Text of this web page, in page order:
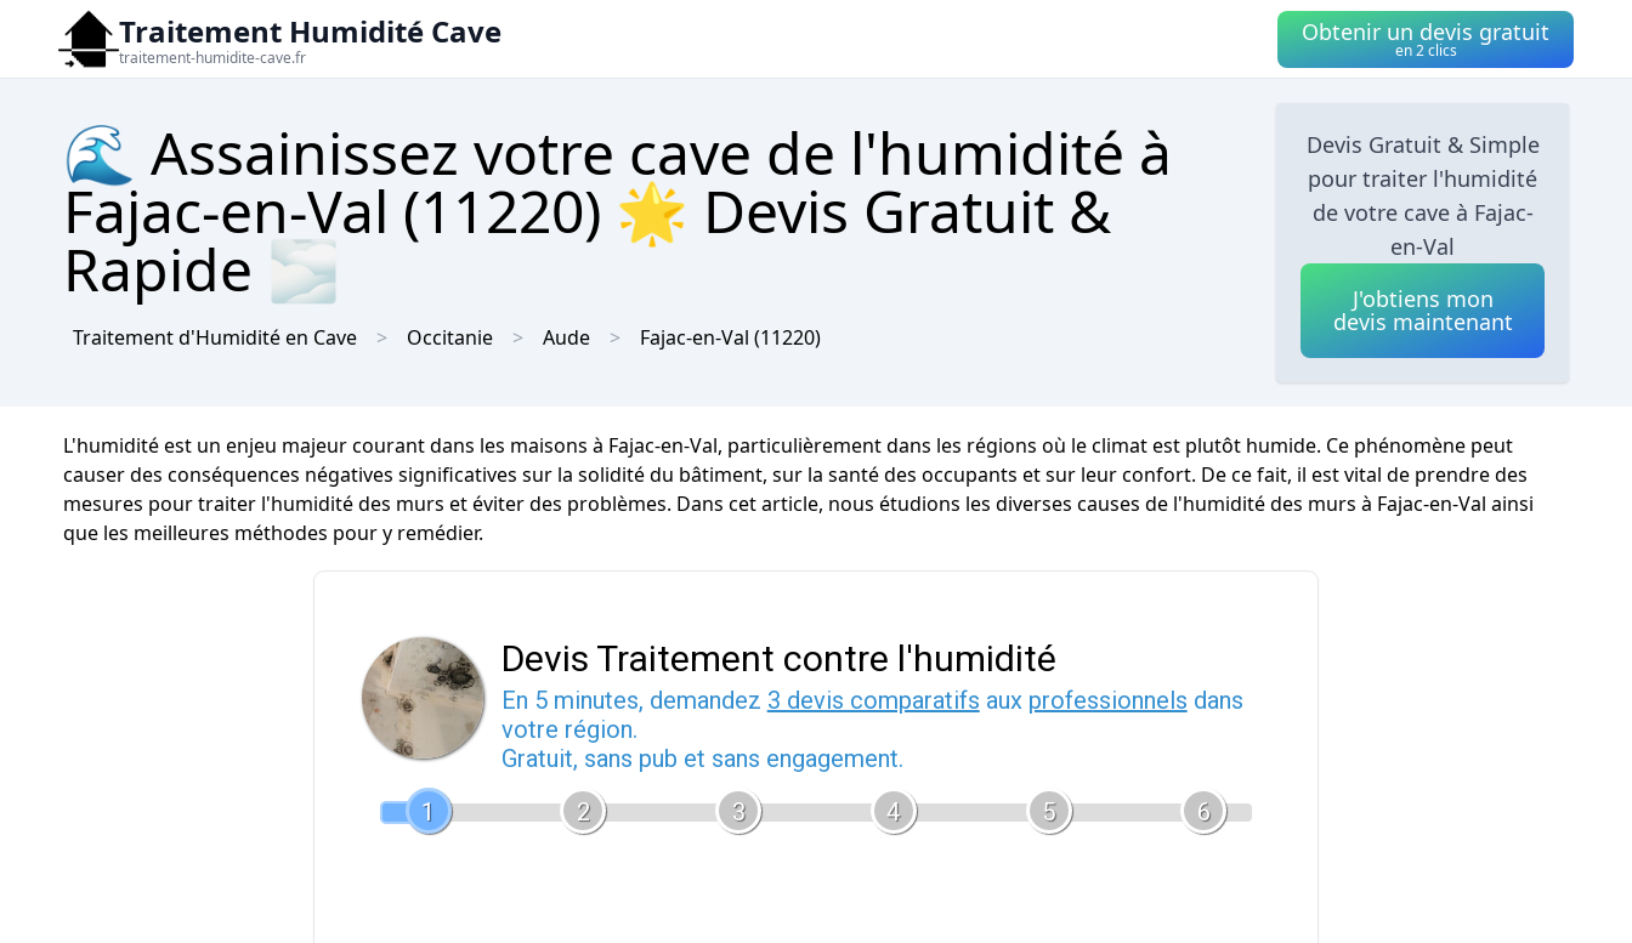
Traitement Humidité Cave
traitement-humidite-cave.fr
Obtenir un devis gratuit
en 2 clics
🌊 Assainissez votre cave de l'humidité à
Fajac-en-Val (11220) 🌟 Devis Gratuit &
Rapide 🌫
Traitement d'Humidité en Cave Occitanie Aude Fajac-en-Val (11220)
Devis Gratuit & Simple
pour traiter l'humidité
de votre cave à Fajac-
en-Val
J'obtiens mon
devis maintenant
L'humidité est un enjeu majeur courant dans les maisons à Fajac-en-Val, particulièrement dans les régions où le climat est plutôt humide. Ce phénomène peut
causer des conséquences négatives significatives sur la solidité du bâtiment, sur la santé des occupants et sur leur confort. De ce fait, il est vital de prendre des
mesures pour traiter l'humidité des murs et éviter des problèmes. Dans cet article, nous étudions les diverses causes de l'humidité des murs à Fajac-en-Val ainsi
que les meilleures méthodes pour y remédier.
Devis Traitement contre l'humidité
En 5 minutes, demandez 3 devis comparatifs aux professionnels dans
votre région.
Gratuit, sans pub et sans engagement.
1
2 3 4 5 6